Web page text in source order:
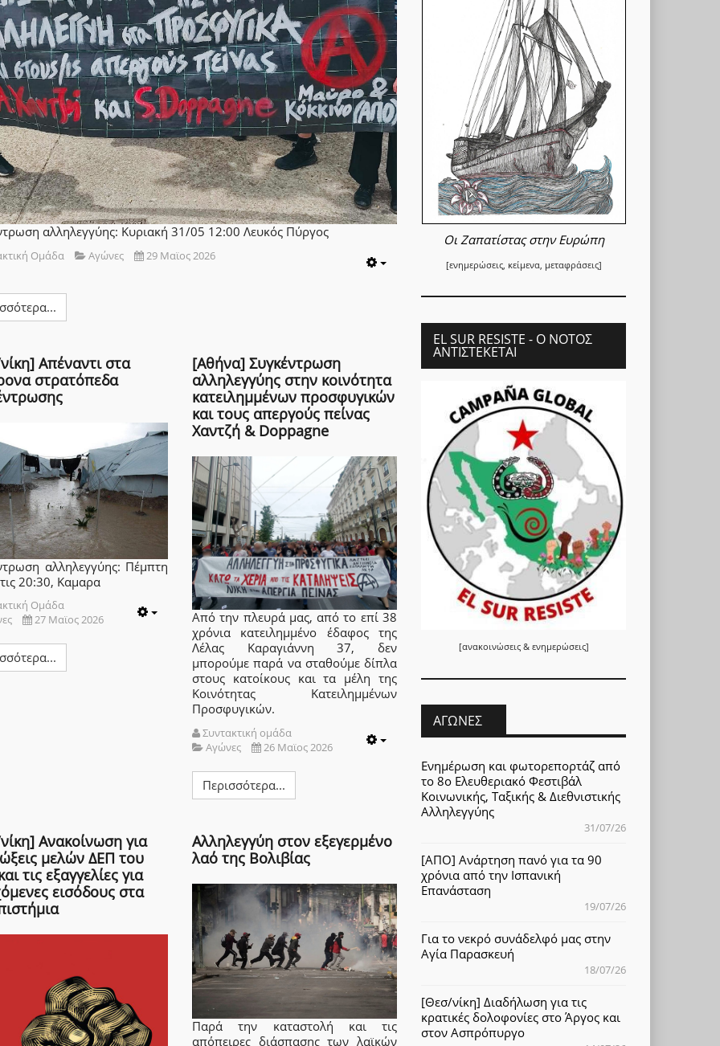
αλληλεγγύης: Κυριακή 31/05 12:00 Λευκός Πύργος
Ομάδα Αγώνες 29 Μαϊος 2026
Απέναντι στα
στρατόπεδα
αλληλεγγύης: Πέμπτη
20:30, Καμαρα
Ομάδα
27 Μαϊος 2026
[Αθήνα] Συγκέντρωση
αλληλεγγύης στην κοινότητα
κατειλημμένων προσφυγικών
και τους απεργούς πείνας
Χαντζή & Doppagne
Από την πλευρά μας, από το επί 38
χρόνια κατειλημμένο έδαφος της
Λέλας Καραγιάννη 37, δεν
μπορούμε παρά να σταθούμε δίπλα
στους κατοίκους και τα μέλη της
Κοινότητας Κατειλημμένων
Προσφυγικών.
Συντακτική ομάδα
Αγώνες
26 Μαϊος 2026
Περισσότερα...
Ανακοίνωση για
μελών ΔΕΠ του
τις εξαγγελίες για
εισόδους στα
Αλληλεγγύη στον εξεγερμένο
λαό της Βολιβίας
Παρά την καταστολή και τις
απόπειρες διάσπασης των λαϊκών
Οι Ζαπατίστας στην Ευρώπη
[ενημερώσεις, κείμενα, μεταφράσεις]
EL SUR RESISTE - Ο ΝΌΤΟΣ
ΑΝΤΙΣΤΈΚΕΤΑΙ
[ανακοινώσεις & ενημερώσεις]
ΑΓΏΝΕΣ
Ενημέρωση και φωτορεπορτάζ από
το 8ο Ελευθεριακό Φεστιβάλ
Κοινωνικής, Ταξικής & Διεθνιστικής
Αλληλεγγύης
31/07/26
[ΑΠΟ] Ανάρτηση πανό για τα 90
χρόνια από την Ισπανική
Επανάσταση
19/07/26
Για το νεκρό συνάδελφό μας στην
Αγία Παρασκευή
18/07/26
[Θεσ/νίκη] Διαδήλωση για τις
κρατικές δολοφονίες στο Άργος και
στον Ασπρόπυργο